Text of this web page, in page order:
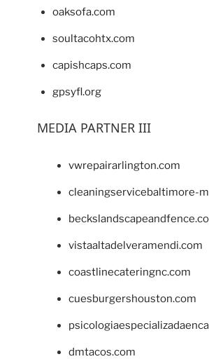
oaksofa.com
soultacohtx.com
capishcaps.com
gpsyfl.org
MEDIA PARTNER III
vwrepairarlington.com
cleaningservicebaltimore-
vistaaltadelveramendi.com
coastlinecateringnc.com
cuesburgershouston.com
dmtacos.com